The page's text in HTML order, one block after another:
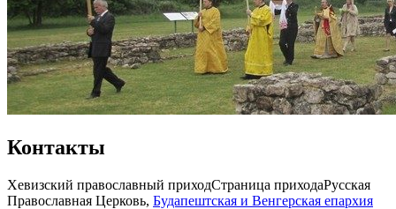
Контакты
Хевизский православный приходСтраница приходаРусская
Православная Церковь, Будапештская и Венгерская епархия